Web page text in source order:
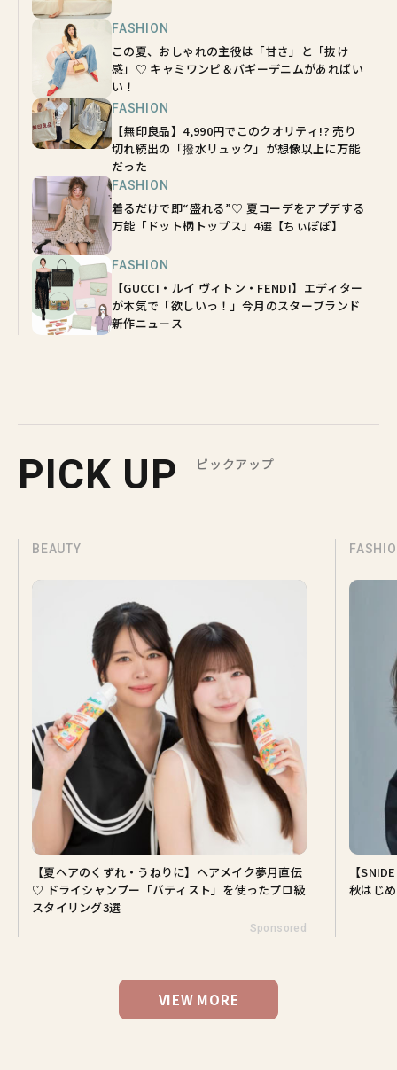
FASHION
この夏、おしゃれの主役は「甘さ」と「抜け
感」♡ キャミワンピ＆バギーデニムがあればい
い！
FASHION
【無印良品】4,990円でこのクオリティ!? 売り
切れ続出の「撥水リュック」が想像以上に万能
だった
FASHION
着るだけで即“盛れる”♡ 夏コーデをアプデする
万能「ドット柄トップス」4選【ちぃぽぽ】
FASHION
【GUCCI・ルイ ヴィトン・FENDI】エディター
が本気で「欲しいっ！」今月のスターブランド
新作ニュース
PICK UP ピックアップ
BEAUTY
【夏ヘアのくずれ・うねりに】ヘアメイク夢月直伝
♡ ドライシャンプー「バティスト」を使ったプロ級
スタイリング3選
Sponsored
【
秋はじ
VIEW MORE